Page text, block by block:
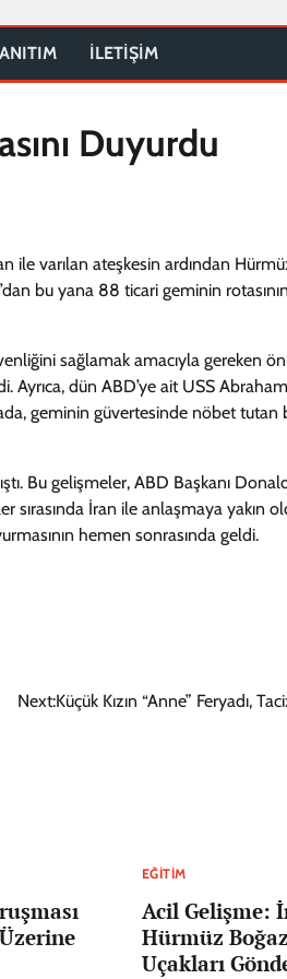
İLETİŞİM
Duyurdu
ile varılan ateşkesin ardından
bu yana 88 ticari geminin
sağlamak amacıyla gereken
Ayrıca, dün ABD’ye ait USS
geminin güvertesinde nöbet
Bu gelişmeler, ABD Başkanı
İran ile anlaşmaya yakın
hemen sonrasında geldi.
Next:Küçük Kızın “Anne” Feryadı,
EĞITIM
Acil Gelişme:
Hürmüz
Uçakları